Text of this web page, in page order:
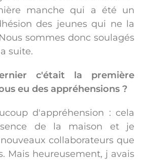
manche qui a été un
des jeunes qui ne la
sommes donc soulagés
suite.
c'était la première
eu des appréhensions ?
d'appréhension : cela
de la maison et je
collaborateurs que
Mais heureusement, j avais